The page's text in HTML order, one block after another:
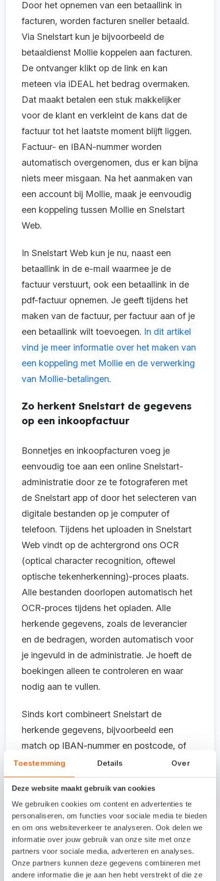
Toestemming Details Over
Deze website maakt gebruik van cookies
We gebruiken cookies om content en advertenties te
personaliseren, om functies voor sociale media te bieden
en om ons websiteverkeer te analyseren. Ook delen we
informatie over jouw gebruik van onze site met onze
partners voor sociale media, adverteren en analyses.
Onze partners kunnen deze gegevens combineren met
andere informatie die je aan hen hebt verstrekt of die ze
Door het opnemen van een betaallink in
facturen, worden facturen sneller betaald.
Via Snelstart kun je bijvoorbeeld de
betaaldienst Mollie koppelen aan facturen.
De ontvanger klikt op de link en kan
meteen via iDEAL het bedrag overmaken.
Dat maakt betalen een stuk makkelijker
voor de klant en verkleint de kans dat de
factuur tot het laatste moment blijft liggen.
Factuur- en IBAN-nummer worden
automatisch overgenomen, dus er kan bijna
niets meer misgaan. Na het aanmaken van
een account bij Mollie, maak je eenvoudig
een koppeling tussen Mollie en Snelstart
Web.
In Snelstart Web kun je nu, naast een
betaallink in de e-mail waarmee je de
factuur verstuurt, ook een betaallink in de
pdf-factuur opnemen. Je geeft tijdens het
maken van de factuur, per factuur aan of je
een betaallink wilt toevoegen. In dit artikel
vind je meer informatie over het maken van
een koppeling met Mollie en de verwerking
van Mollie-betalingen.
Zo herkent Snelstart de gegevens
op een inkoopfactuur
Bonnetjes en inkoopfacturen voeg je
eenvoudig toe aan een online Snelstart-
administratie door ze te fotograferen met
de Snelstart app of door het selecteren van
digitale bestanden op je computer of
telefoon. Tijdens het uploaden in Snelstart
Web vindt op de achtergrond ons OCR
(optical character recognition, oftewel
optische tekenherkenning)-proces plaats.
Alle bestanden doorlopen automatisch het
OCR-proces tijdens het opladen. Alle
herkende gegevens, zoals de leverancier
en de bedragen, worden automatisch voor
je ingevuld in de administratie. Je hoeft de
boekingen alleen te controleren en waar
nodig aan te vullen.
Sinds kort combineert Snelstart de
herkende gegevens, bijvoorbeeld een
match op IBAN-nummer en postcode, of
een match op KVK-nummer en postcode,
voor een betere match met de juiste
leverancier. Klopt de suggestie niet en geef
je aan dat het een andere leverancier
betreft? Dan laten we je zien welke
gegevens Snelstart gebruikt heeft om de
suggestie te maken.